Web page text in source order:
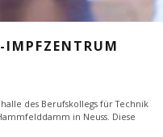
IMPFZENTRUM
des Berufskollegs für Technik
in Neuss. Diese